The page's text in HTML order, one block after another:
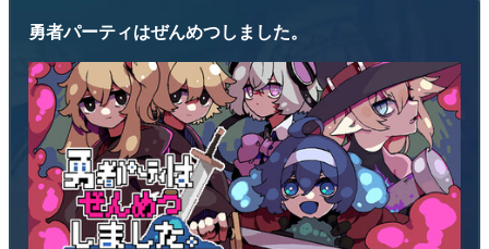
勇者パーティはぜんめつしました。